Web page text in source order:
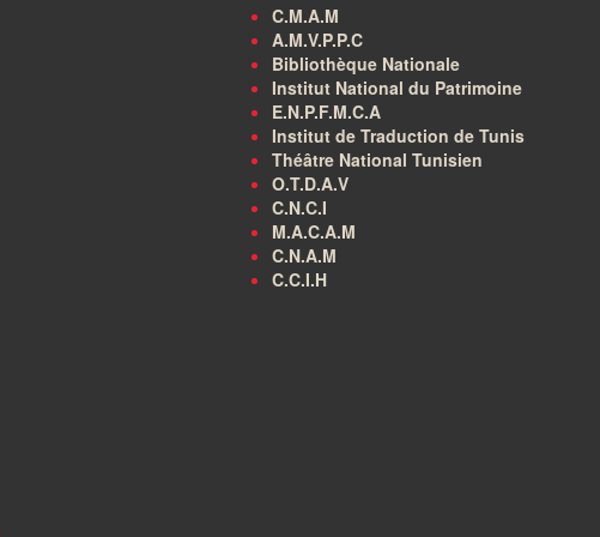
C.M.A.M
A.M.V.P.P.C
Bibliothèque Nationale
Institut National du Patrimoine
E.N.P.F.M.C.A
Institut de Traduction de Tunis
Théâtre National Tunisien
O.T.D.A.V
C.N.C.I
M.A.C.A.M
C.N.A.M
C.C.I.H